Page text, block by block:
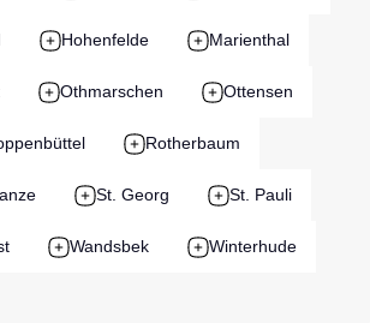
Hohenfelde Marienthal
Othmarschen Ottensen
Rotherbaum
St. Georg St. Pauli
Wandsbek Winterhude